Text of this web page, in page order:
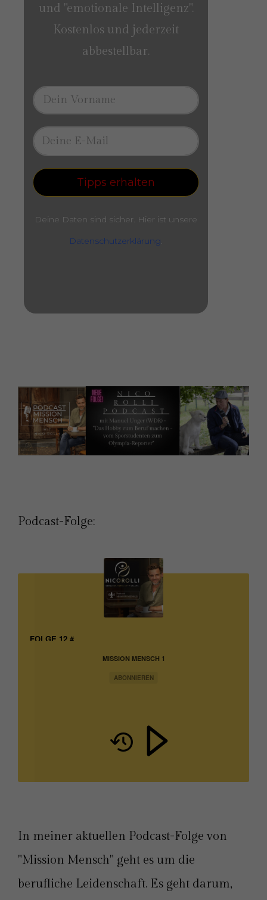
und "emotionale Intelligenz".
Kostenlos und jederzeit
abbestellbar.
Tipps erhalten
Deine Daten sind sicher. Hier ist unsere
Datenschutzerklärung.
Podcast-Folge:
MISSION MENSCH 1
ABONNIEREN
FOLGE 12 #
In meiner aktuellen Podcast-Folge von
"Mission Mensch" geht es um die
berufliche Leidenschaft. Es geht darum,